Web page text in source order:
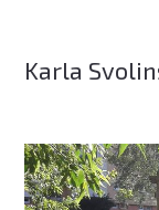
Karla